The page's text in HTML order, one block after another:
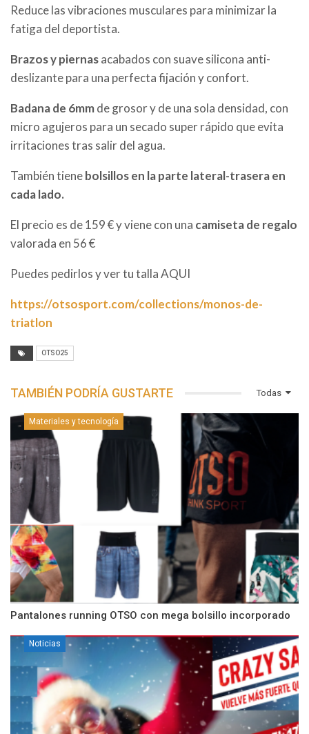
Reduce las vibraciones musculares para minimizar la
fatiga del deportista.
Brazos y piernasacabados con suave silicona anti-
deslizante para una perfecta fijación y confort.
Badana de 6mmde grosor y de una sola densidad, con
micro agujeros para un secado super rápido que evita
irritaciones tras salir del agua.
También tienebolsillos en la parte lateral-trasera en
cada lado.
El precio es de 159 € y viene con una camiseta de regalo
valorada en 56 €
Puedes pedirlos y ver tu talla AQUI
https://otsosport.com/collections/monos-de-
triatlon
OTSO25
Todas
TAMBIÉN PODRÍA GUSTARTE
Materiales y tecnología
Pantalones running OTSO con mega bolsillo incorporado
Noticias